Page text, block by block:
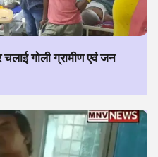
गोली ग्रामीण एवं जन